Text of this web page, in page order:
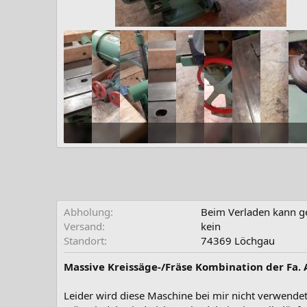
Aldinger_1.jpgAldinger_2.jpg
Abholung
Beim Verladen kann
Versand
kein
Standort
74369 Löchgau
Massive Kreissäge-/Fräse Kombination der Fa.
Leider wird diese Maschine bei mir nicht